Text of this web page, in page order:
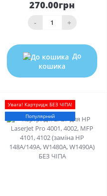
270.00грн
- +
До
кошика
Увага! Картридж БЕЗ ЧІПА!
Популярний